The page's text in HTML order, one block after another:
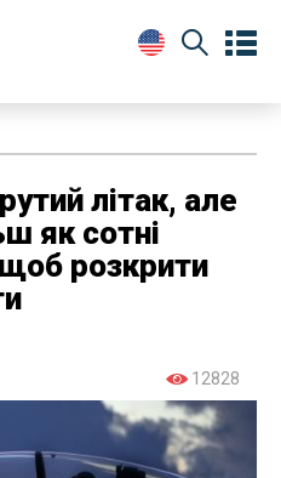
літак, але
як сотні
розкрити
12828